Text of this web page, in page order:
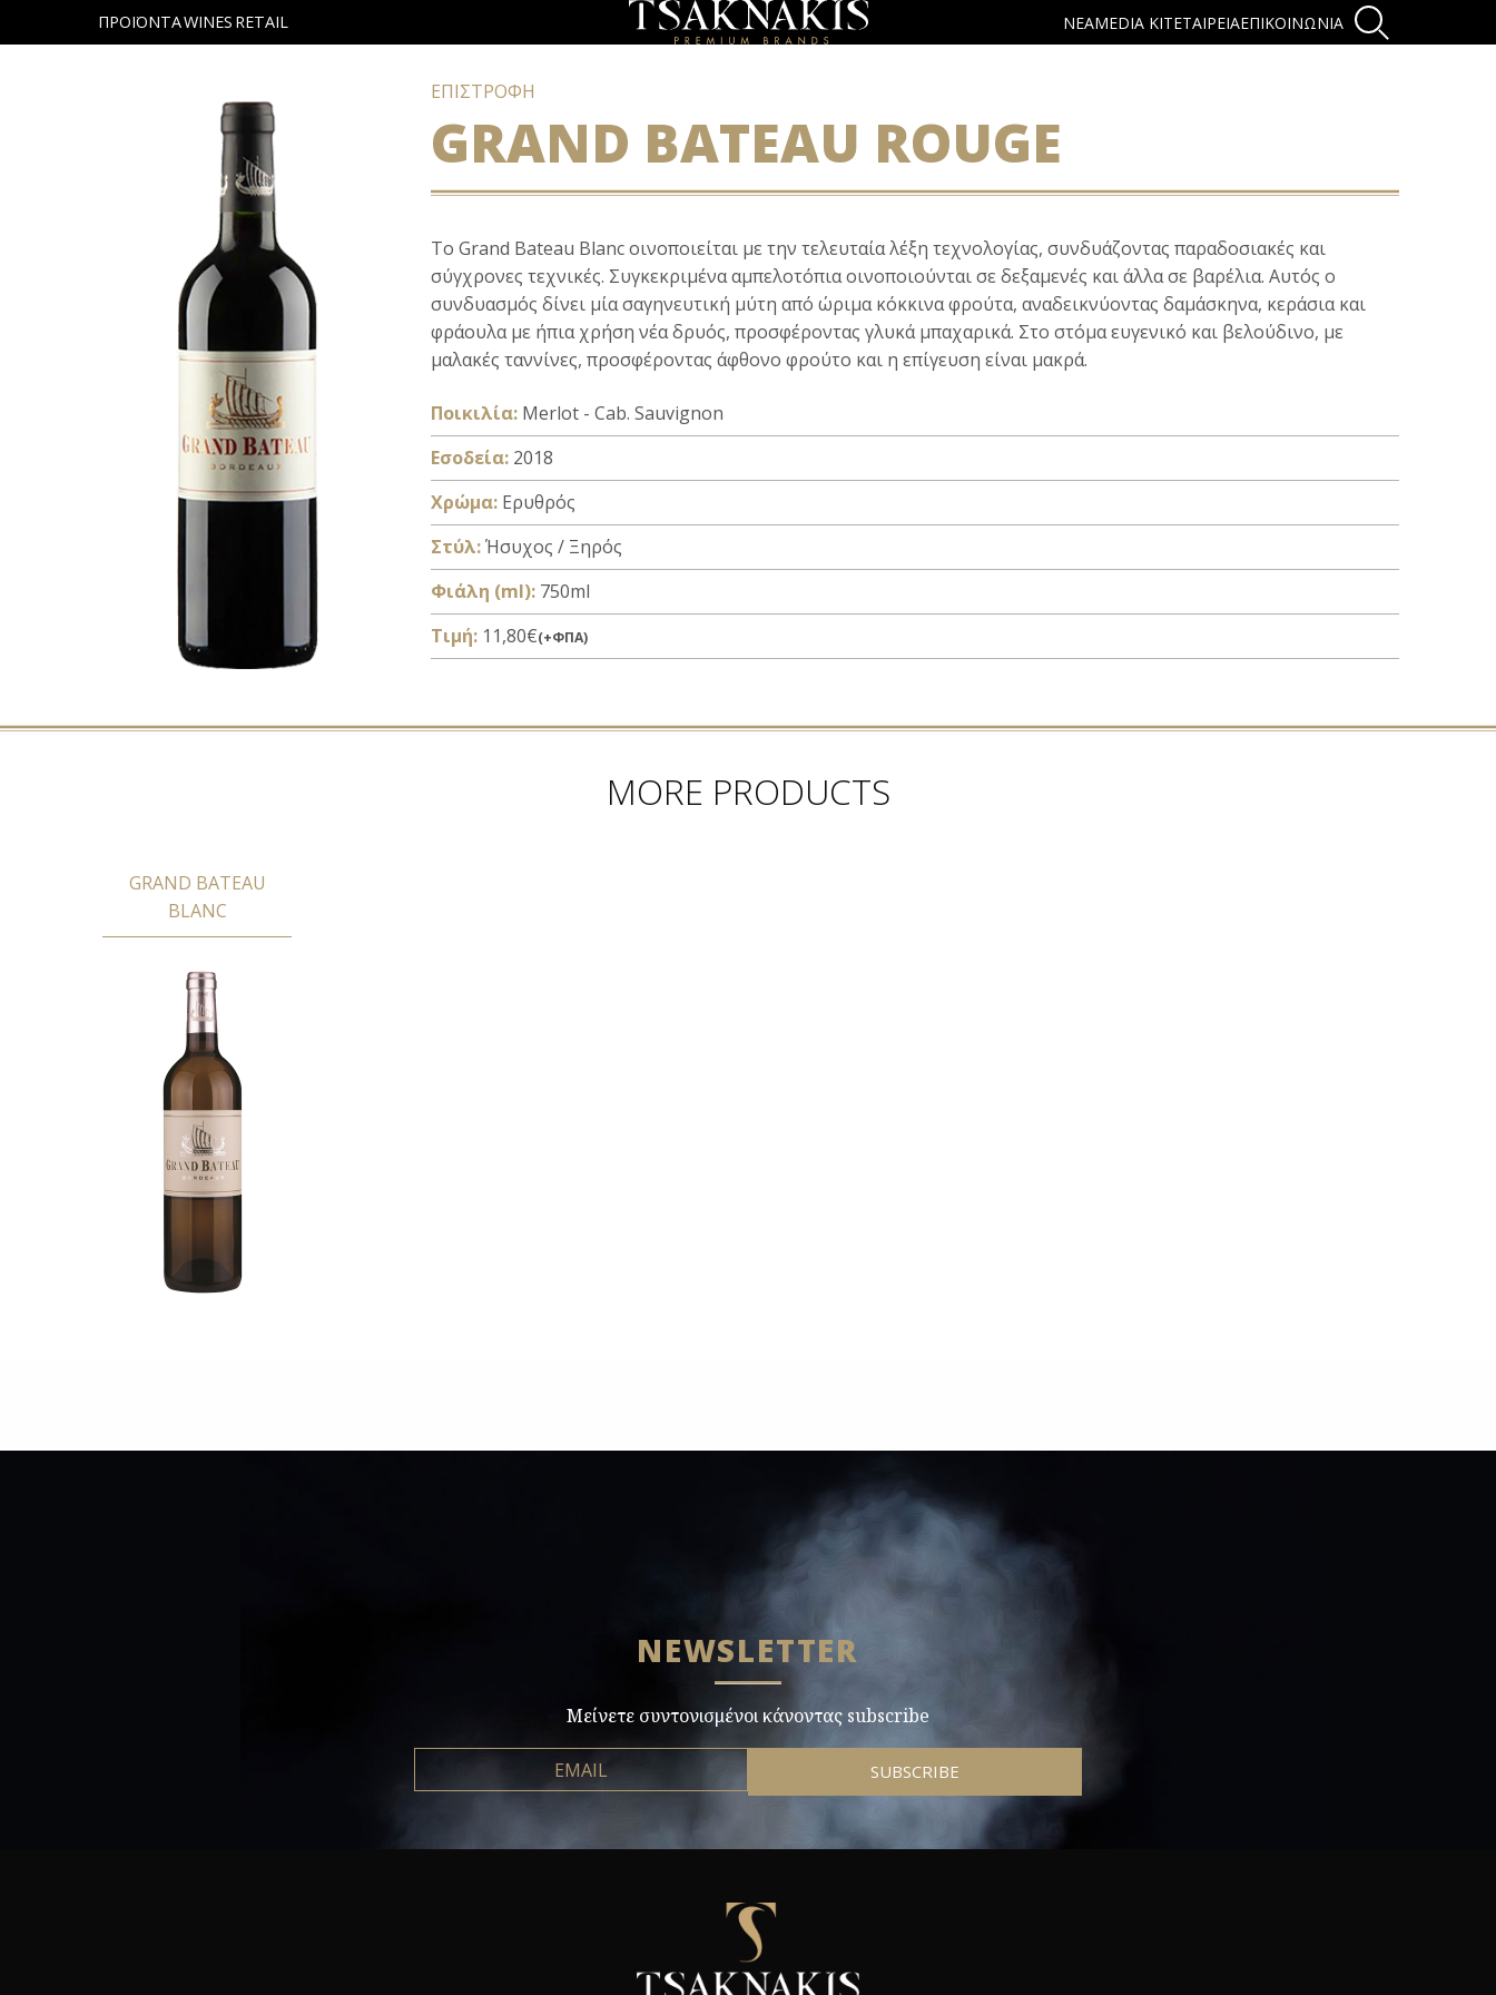
ΠΡΟΪΟΝΤΑWINES RETAIL ΝΕΑMEDIA KITΕΤΑΙΡΕΙΑΕΠΙΚΟΙΝΩΝΙΑ
ΕΠΙΣΤΡΟΦΗ
GRAND BATEAU ROUGE
Το Grand Bateau Blanc οινοποιείται με την τελευταία λέξη τεχνολογίας, συνδυάζοντας παραδοσιακές και
σύγχρονες τεχνικές. Συγκεκριμένα αμπελοτόπια οινοποιούνται σε δεξαμενές και άλλα σε βαρέλια. Αυτός ο
συνδυασμός δίνει μία σαγηνευτική μύτη από ώριμα κόκκινα φρούτα, αναδεικνύοντας δαμάσκηνα, κεράσια και
φράουλα με ήπια χρήση νέα δρυός, προσφέροντας γλυκά μπαχαρικά. Στο στόμα ευγενικό και βελούδινο, με
μαλακές ταννίνες, προσφέροντας άφθονο φρούτο και η επίγευση είναι μακρά.
Ποικιλία: Merlot - Cab. Sauvignon
Εσοδεία: 2018
Xρώμα: Ερυθρός
Στύλ:Ήσυχος / Ξηρός
Φιάλη (ml): 750ml
Τιμή: 11,80€(+ΦΠΑ)
MORE PRODUCTS
GRAND BATEAU
BLANC
NEWSLETTER
Μείνετε συντονισμένοι κάνοντας subscribe